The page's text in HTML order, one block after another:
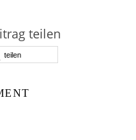
teilen
teilen